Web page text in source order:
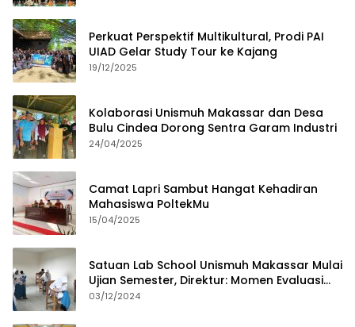
Perkuat Perspektif Multikultural, Prodi PAI
UIAD Gelar Study Tour ke Kajang
19/12/2025
Kolaborasi Unismuh Makassar dan Desa
Bulu Cindea Dorong Sentra Garam Industri
24/04/2025
Camat Lapri Sambut Hangat Kehadiran
Mahasiswa PoltekMu
15/04/2025
Satuan Lab School Unismuh Makassar Mulai
Ujian Semester, Direktur: Momen Evaluasi
Proses Pembelajaran
03/12/2024